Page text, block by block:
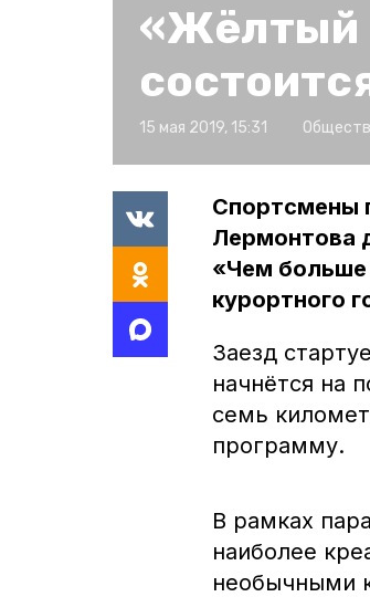
«Жёлтый
15 мая 2019, 15:31
Спортсмены
Лермонтова
«Чем больше
курортного
Заезд
начнётся на
семь
программу.
В рамках
наиболее
необычными